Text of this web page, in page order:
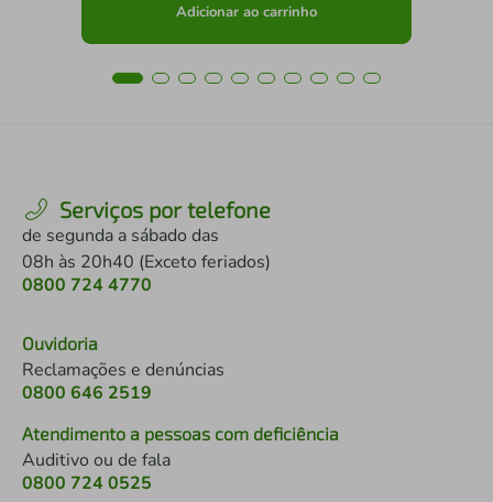
Adicionar ao carrinho
Serviços por telefone
de segunda a sábado das
08h às 20h40 (Exceto feriados)
0800 724 4770
Ouvidoria
Reclamações e denúncias
0800 646 2519
Atendimento a pessoas com deficiência
Auditivo ou de fala
0800 724 0525